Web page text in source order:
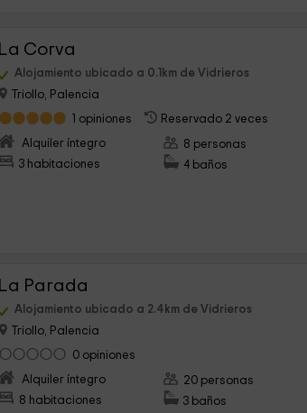
La Corva
Alojamiento ubicado a 0.1km de Vidrieros
Triollo, Palencia
1 opiniones
Reservado 2 veces
Alquiler íntegro
3 habitaciones
8 personas
4 baños
La Parada
Alojamiento ubicado a 2.4km de Vidrieros
Triollo, Palencia
0 opiniones
Alquiler íntegro
8 habitaciones
20 personas
3 baños